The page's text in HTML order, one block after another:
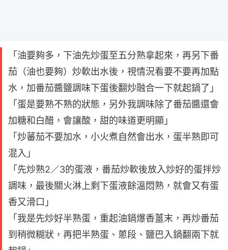
「油要夠多，下油先炒蛋至五分熟拿起來，再另下番
茄（油也要夠）炒軟出水後，視情況看要不要再加點
水，加番茄醬鹽調味下蛋後翻炒融合一下就起鍋了」
「蛋是要熟不熟的狀態，另外我調味除了番茄醬還會
加糖和白醋，會讓酸，甜的味道更明顯」
「炒蕃茄不要加水，小火煮自然會出水，蛋半熟即可
混入」
「先炒熟2／3的蛋液，番茄炒軟後放入炒好的蛋拌炒
調味，最後關火淋上剩下蛋液餘溫悶熟，就會又有蛋
香又滑口」
「我是先炒好半熟蛋，重起油鍋爆香薑末，再炒番茄
到稍微糊狀，再把半熟蛋、蔥段、鹽巴入鍋翻兩下就